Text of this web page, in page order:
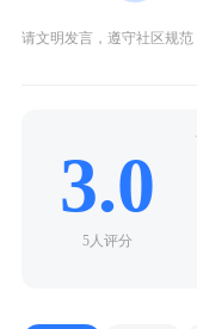
请文明发言，遵守社区规范
3.0
5人评分